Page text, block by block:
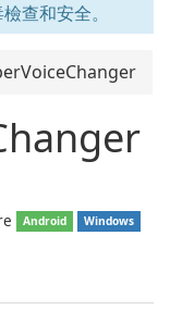
查和安全。
Android Windows